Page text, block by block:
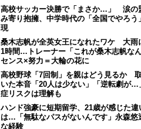
高校サッカー決勝で「まさか…」 涙の
み寄り抱擁、中学時代の「全国でやろう
現
桑木志帆が全英女王になれたワケ 大雨
1時間…トレーナー「これが桑木志帆なん
センス×努力＝大輪の花に
高校野球「7回制」を親はどう見るか
いた本音「20人は少ない」「逆転劇が…
症リスクは理解も
ハンド強豪に短期留学、21歳が感じた違
は…「無駄なパスがないんです」永森悠
な経験